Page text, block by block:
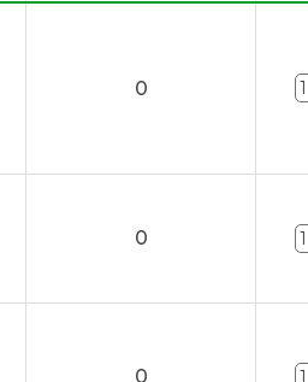
0
0
0